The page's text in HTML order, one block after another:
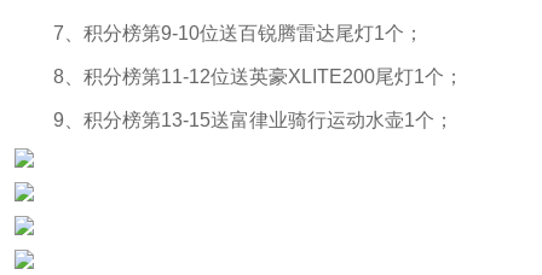
7、积分榜第9-10位送百锐腾雷达尾灯1个；
8、积分榜第11-12位送英豪XLITE200尾灯1个；
9 、积分榜第13-15送富律业骑行运动水壶1个；